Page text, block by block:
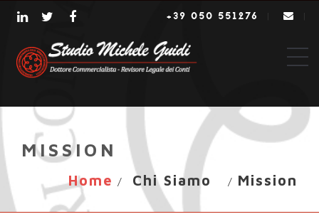
+39 050 551276
MISSION
Home / Chi Siamo / Mission